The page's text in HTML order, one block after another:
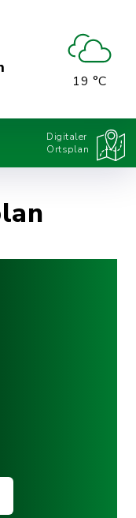
19 °C
Digitaler
Ortsplan